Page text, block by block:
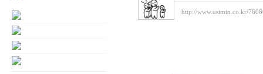
http://www.usimin.co.kr/